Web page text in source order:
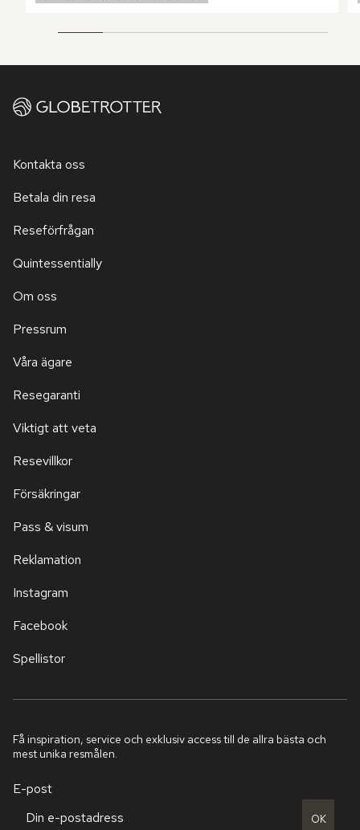
Kontakta oss
Betala din resa
Reseförfrågan
Quintessentially
Om oss
Pressrum
Våra ägare
Resegaranti
Viktigt att veta
Resevillkor
Försäkringar
Pass & visum
Reklamation
Instagram
Facebook
Spellistor
Få inspiration, service och exklusiv access till de allra bästa och
mest unika resmålen.
E-post
OK